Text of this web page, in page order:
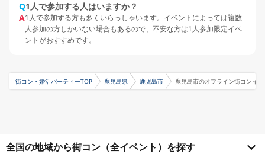
Q1人で参加する人はいますか？
A1人で参加する方も多くいらっしゃいます。イベントによっては複数
人参加の方しかいない場合もあるので、不安な方は1人参加限定イベ
ントがおすすめです。
街コン・婚活パーティーTOP 鹿児島県 鹿児島市 鹿児島市のオフライン街コンイ
全国の地域から街コン（全イベント）を探す